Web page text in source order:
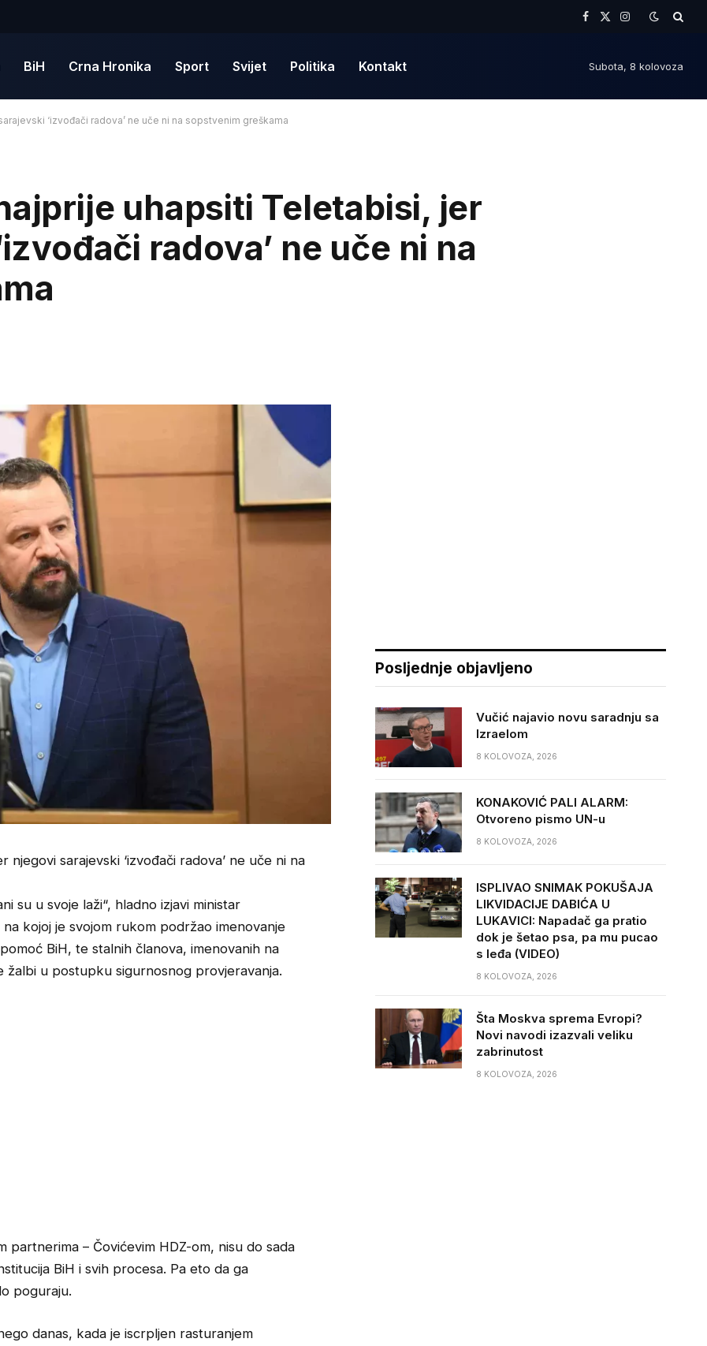
Facebook
X
Instagram
BiH Crna Hronika Sport Svijet Politika Kontakt Subota, 8 kolovoza
‘izvođači radova’ ne uče ni na sopstvenim greškama
uhapsiti Teletabisi, jer
radova’ ne uče ni na
sarajevski ‘izvođači radova’ ne uče ni na
su u svoje laži“, hladno izjavi ministar
kojoj je svojom rukom podržao imenovanje
BiH, te stalnih članova, imenovanih na
žalbi u postupku sigurnosnog provjeravanja.
partnerima – Čovićevim HDZ-om, nisu do sada
BiH i svih procesa. Pa eto da ga
poguraju.
danas, kada je iscrpljen rasturanjem
Posljednje objavljeno
Vučić najavio novu saradnju sa
Izraelom
8 KOLOVOZA, 2026
KONAKOVIĆ PALI ALARM:
Otvoreno pismo UN-u
8 KOLOVOZA, 2026
ISPLIVAO SNIMAK POKUŠAJA
LIKVIDACIJE DABIĆA U
LUKAVICI: Napadač ga pratio
dok je šetao psa, pa mu pucao
s leđa (VIDEO)
8 KOLOVOZA, 2026
Šta Moskva sprema Evropi?
Novi navodi izazvali veliku
zabrinutost
8 KOLOVOZA, 2026